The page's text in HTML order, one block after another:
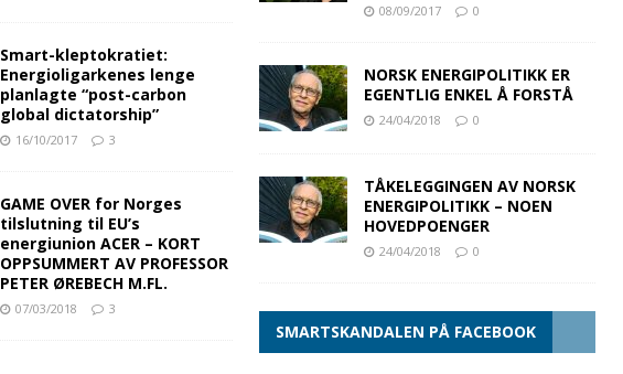
Smart-kleptokratiet:
Energioligarkenes lenge
planlagte “post-carbon
global dictatorship”
16/10/2017 3
GAME OVER for Norges
tilslutning til EU’s
energiunion ACER – KORT
OPPSUMMERT AV PROFESSOR
PETER ØREBECH M.FL.
07/03/2018 3
08/09/2017 0
NORSK ENERGIPOLITIKK ER
EGENTLIG ENKEL Å FORSTÅ
24/04/2018 0
TÅKELEGGINGEN AV NORSK
ENERGIPOLITIKK – NOEN
HOVEDPOENGER
24/04/2018 0
SMARTSKANDALEN PÅ FACEBOOK